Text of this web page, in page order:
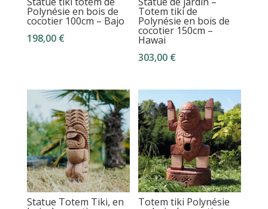
Polynésie en bois de
cocotier 100cm – Bajo
198,00 €
Totem tiki de
Polynésie en bois de
cocotier 150cm –
Hawai
303,00 €
Statue Totem Tiki, en Totem tiki Polynésie